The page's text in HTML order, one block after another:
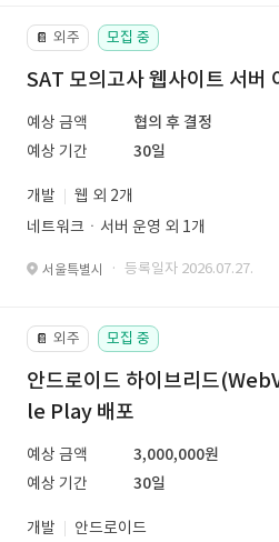
📔 외주 모집 중
SAT 모의고사 웹사이트 서버
예상 금액
협의 후 결정
예상 기간
30일
개발
웹 외 2개
네트워크ㆍ서버 운영 외 1개
서울특별시 · 등록일자 2026.07.27.
📔 외주 모집 중
안드로이드 하이브리드
le Play 배포
예상 금액
3,000,000원
예상 기간
30일
개발
안드로이드